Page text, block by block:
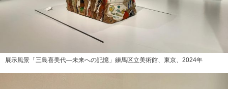
展示風景「三島喜美代―未来への記憶」練馬区立美術館、東京、2024年